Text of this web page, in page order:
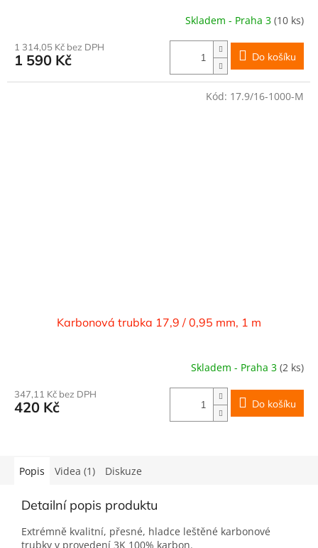
Skladem - Praha 3 (10 ks)
1 314,05 Kč bez DPH
1 590 Kč Do košíku
Karbonová trubka 17,9 / 0,95 mm, 1 m
Skladem - Praha 3 (2 ks)
347,11 Kč bez DPH
420 Kč Do košíku
Kód: 17.9/16-1000-M
Popis Videa (1) Diskuze
Detailní popis produktu
Extrémně kvalitní, přesné, hladce leštěné karbonové
trubky v provedení 3K 100% karbon.